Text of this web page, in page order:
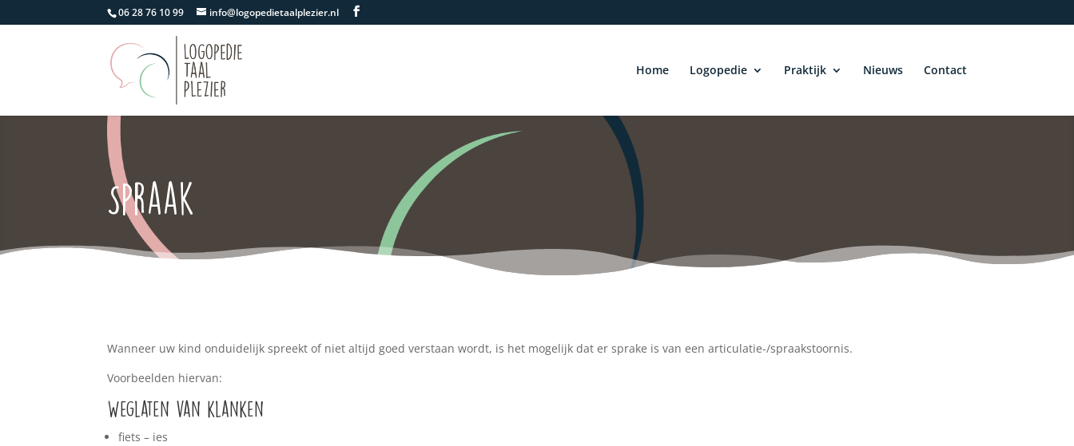
06 28 76 10 99 info@logopedietaalplezier.nl
Home Logopedie Praktijk Nieuws Contact
Spraak
Wanneer uw kind onduidelijk spreekt of niet altijd goed verstaan wordt, is het mogelijk dat er sprake is van een articulatie-/spraakstoornis.
Voorbeelden hiervan:
Weglaten van klanken
fiets – ies